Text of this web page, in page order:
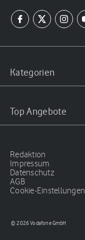
Kategorien
Top Angebote
Redaktion
Impressum
Datenschutz
AGB
Cookie-Einstellungen
© 2026 Vodafone GmbH